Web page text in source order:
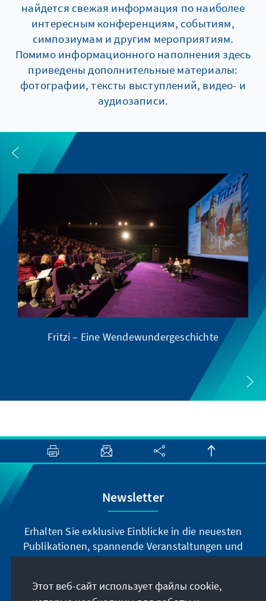
найдется свежая информация по наиболее
интересным конференциям, событиям,
симпозиумам и другим мероприятиям.
Помимо информационного наполнения здесь
приведены дополнительные материалы:
фотографии, тексты выступлений, видео- и
аудиозаписи.
Fritzi – Eine Wendewundergeschichte
Newsletter
Erhalten Sie exklusive Einblicke in die neuesten
Publikationen, spannende Veranstaltungen und
Projekte direkt von unserer Vorsitzenden
jetzt unseren Newsletter und bleiben Sie immer
Этот веб-сайт использует файлы cookie,